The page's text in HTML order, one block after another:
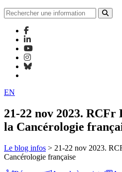
EN
21-22 nov 2023. RCFr
la Cancérologie
Le blog infos > 21-22 nov 2023.
Cancérologie française